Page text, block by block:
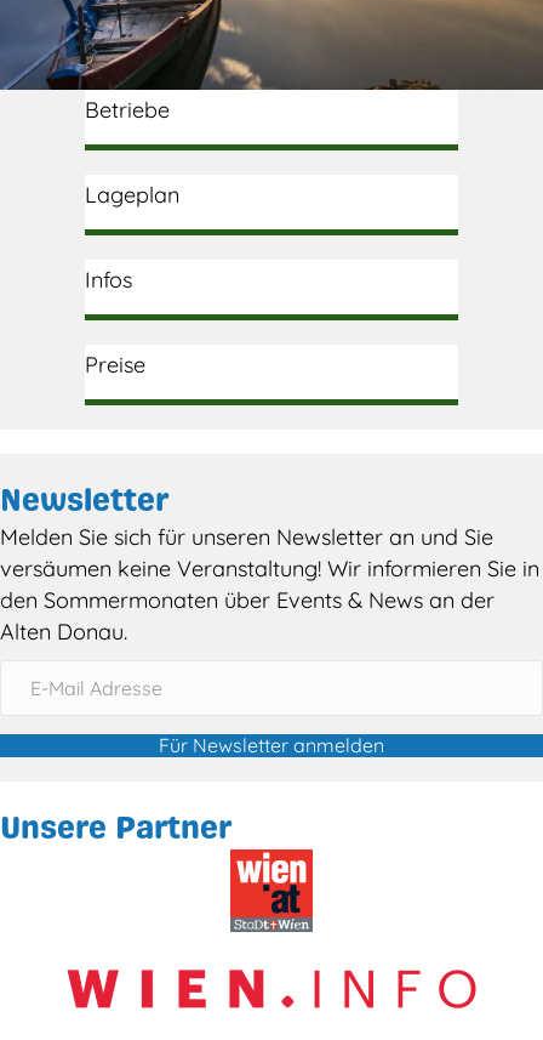
Betriebe
Lageplan
Infos
Preise
Newsletter
Melden Sie sich für unseren Newsletter an und Sie
versäumen keine Veranstaltung! Wir informieren Sie in
den Sommermonaten über Events & News an der
Alten Donau.
Für Newsletter anmelden
Unsere Partner